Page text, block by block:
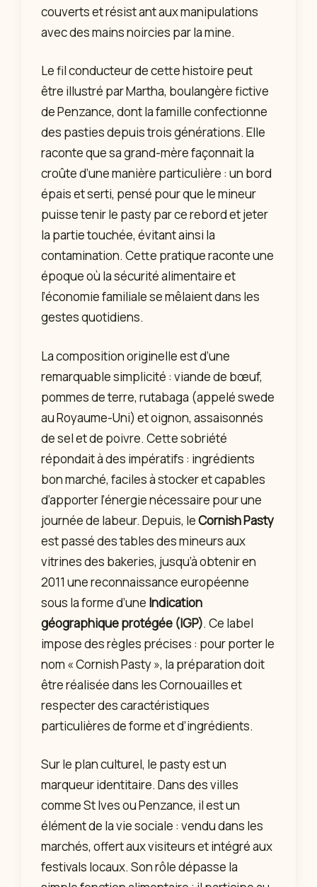
couverts et résist ant aux manipulations
avec des mains noircies par la mine.
Le fil conducteur de cette histoire peut
être illustré par Martha, boulangère fictive
de Penzance, dont la famille confectionne
des pasties depuis trois générations. Elle
raconte que sa grand-mère façonnait la
croûte d’une manière particulière : un bord
épais et serti, pensé pour que le mineur
puisse tenir le pasty par ce rebord et jeter
la partie touchée, évitant ainsi la
contamination. Cette pratique raconte une
époque où la sécurité alimentaire et
l’économie familiale se mêlaient dans les
gestes quotidiens.
La composition originelle est d’une
remarquable simplicité : viande de bœuf,
pommes de terre, rutabaga (appelé swede
au Royaume-Uni) et oignon, assaisonnés
de sel et de poivre. Cette sobriété
répondait à des impératifs : ingrédients
bon marché, faciles à stocker et capables
d’apporter l’énergie nécessaire pour une
journée de labeur. Depuis, leCornish Pasty
est passé des tables des mineurs aux
vitrines des bakeries, jusqu’à obtenir en
2011 une reconnaissance européenne
sous la forme d’une Indication
géographique protégée (IGP). Ce label
impose des règles précises : pour porter le
nom « Cornish Pasty », la préparation doit
être réalisée dans les Cornouailles et
respecter des caractéristiques
particulières de forme et d’ingrédients.
Sur le plan culturel, le pasty est un
marqueur identitaire. Dans des villes
comme St Ives ou Penzance, il est un
élément de la vie sociale : vendu dans les
marchés, offert aux visiteurs et intégré aux
festivals locaux. Son rôle dépasse la